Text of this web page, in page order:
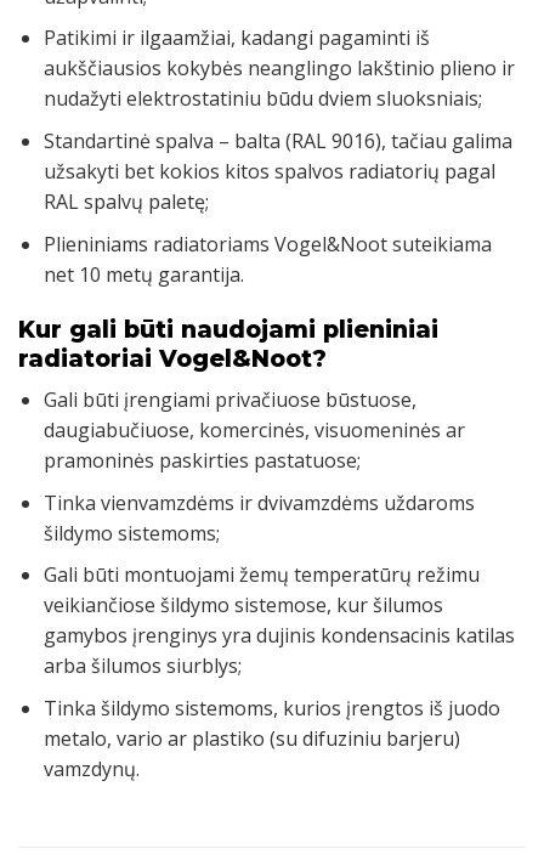
Patikimi ir ilgaamžiai, kadangi pagaminti iš
aukščiausios kokybės neanglingo lakštinio plieno ir
nudažyti elektrostatiniu būdu dviem sluoksniais;
Standartinė spalva – balta (RAL 9016), tačiau galima
užsakyti bet kokios kitos spalvos radiatorių pagal
RAL spalvų paletę;
Plieniniams radiatoriams Vogel&Noot suteikiama
net 10 metų garantija.
Kur gali būti naudojami plieniniai
radiatoriai Vogel&Noot?
Gali būti įrengiami privačiuose būstuose,
daugiabučiuose, komercinės, visuomeninės ar
pramoninės paskirties pastatuose;
Tinka vienvamzdėms ir dvivamzdėms uždaroms
šildymo sistemoms;
Gali būti montuojami žemų temperatūrų režimu
veikiančiose šildymo sistemose, kur šilumos
gamybos įrenginys yra dujinis kondensacinis katilas
arba šilumos siurblys;
Tinka šildymo sistemoms, kurios įrengtos iš juodo
metalo, vario ar plastiko (su difuziniu barjeru)
vamzdynų.